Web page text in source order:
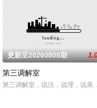
更新至20260808期
第三调解室
第三调解室，说法，说理，说亲